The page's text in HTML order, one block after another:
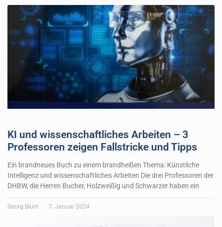
KI und wissenschaftliches Arbeiten – 3
Professoren zeigen Fallstricke und Tipps
Ein brandneues Buch zu einem brandheißen Thema: Künstliche
Intelligenz und wissenschaftliches Arbeiten Die drei Professoren der
DHBW, die Herren Bucher, Holzweißig und Schwarzer haben ein
Georg Blum 7. Januar 2024